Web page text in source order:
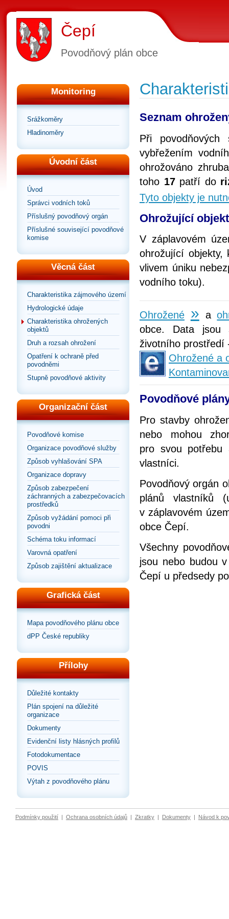
Čepí
Povodňový plán obce
Monitoring
Srážkoměry
Hladinoměry
Úvodní část
Úvod
Správci vodních toků
Příslušný povodňový orgán
Příslušné související povodňové
komise
Věcná část
Charakteristika zájmového území
Hydrologické údaje
Charakteristika ohrožených
objektů
Druh a rozsah ohrožení
Opatření k ochraně před
povodněmi
Stupně povodňové aktivity
Organizační část
Povodňové komise
Organizace povodňové služby
Způsob vyhlašování SPA
Organizace dopravy
Způsob zabezpečení
záchranných a zabezpečovacích
prostředků
Způsob vyžádání pomoci při
povodni
Schéma toku informací
Varovná opatření
Způsob zajištění aktualizace
Grafická část
Mapa povodňového plánu obce
dPP České republiky
Přílohy
Důležité kontakty
Plán spojení na důležité
organizace
Dokumenty
Evidenční listy hlásných profilů
Fotodokumentace
POVIS
Výtah z povodňového plánu
Seznam
Při
vybřežením
ohrožováno
toho 17 patří do
Tyto objekty je
Ohrožující
V záplavovém
ohrožující objekty,
vlivem úniku
vodního toku).
Ohrožené » a
obce. Data jsou
životního prostředí
Ohrožené a
Povodňové
Pro stavby
nebo mohou
pro svou potřebu
vlastníci.
Povodňový orgán
plánů vlastníků
v záplavovém
obce Čepí.
Všechny
jsou nebo budou
Čepí u předsedy
Podmínky použití | Ochrana osobních údajů | Zkratky | Dokumenty | Návod k